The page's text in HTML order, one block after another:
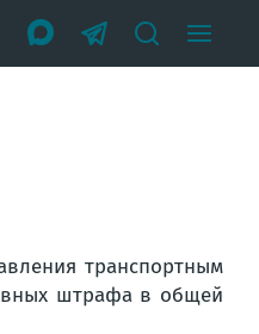
транспортным
штрафа в общей